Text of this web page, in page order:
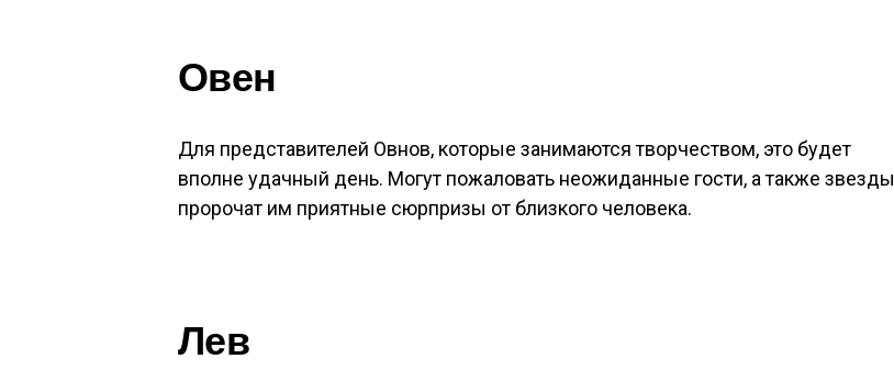
Овен
Для представителей Овнов, которые занимаются творчеством, это будет
вполне удачный день. Могут пожаловать неожиданные гости, а также звезды
пророчат им приятные сюрпризы от близкого человека.
Лев